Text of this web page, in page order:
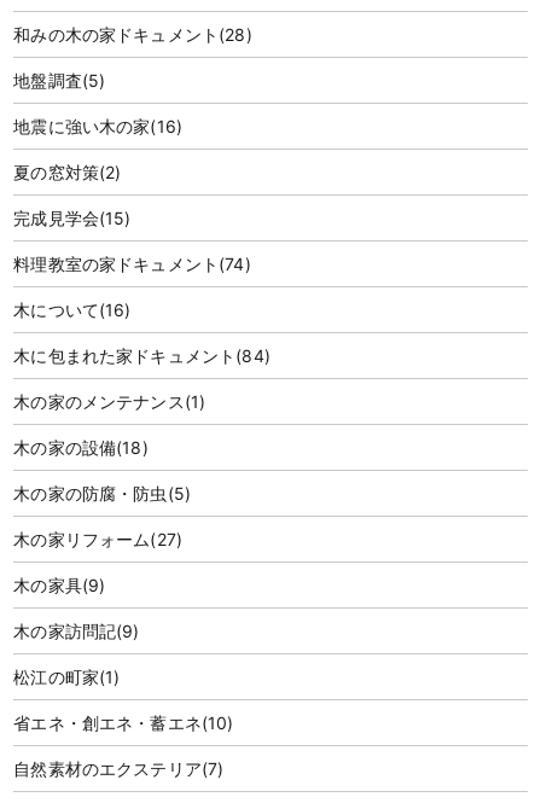
和みの木の家ドキュメント (28)
地盤調査(5)
地震に強い木の家(16)
夏の窓対策(2)
完成見学会(15)
料理教室の家ドキュメント (74)
木について(16)
木に包まれた家ドキュメント (84)
木の家のメンテナンス(1)
木の家の設備(18)
木の家の防腐・防虫 (5)
木の家リフォーム(27)
木の家具(9)
木の家訪問記(9)
松江の町家(1)
省エネ・創エネ・蓄エネ(10)
自然素材のエクステリア(7)